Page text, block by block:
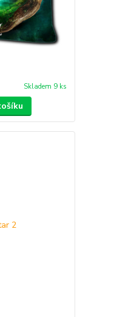
Skladem 9 ks